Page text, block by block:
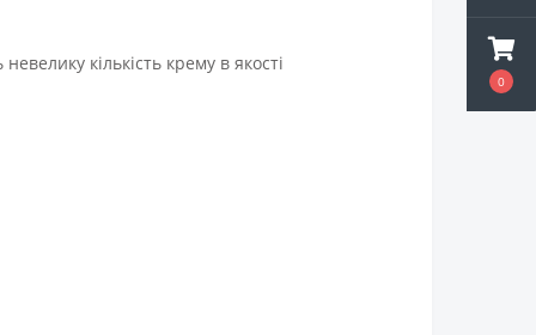
0
кількість крему в якості